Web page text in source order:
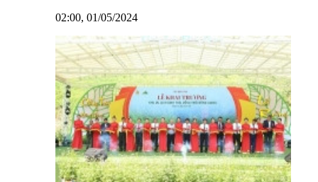
02:00, 01/05/2024